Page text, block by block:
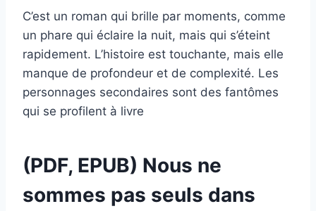
C’est un roman qui brille par moments, comme
un phare qui éclaire la nuit, mais qui s’éteint
rapidement. L’histoire est touchante, mais elle
manque de profondeur et de complexité. Les
personnages secondaires sont des fantômes
qui se profilent à livre
(PDF, EPUB) Nous ne
sommes pas seuls dans